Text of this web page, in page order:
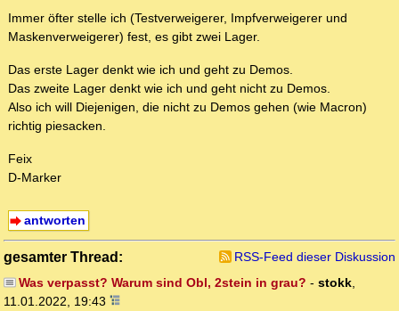
Immer öfter stelle ich (Testverweigerer, Impfverweigerer und
Maskenverweigerer) fest, es gibt zwei Lager.
Das erste Lager denkt wie ich und geht zu Demos.
Das zweite Lager denkt wie ich und geht nicht zu Demos.
Also ich will Diejenigen, die nicht zu Demos gehen (wie Macron)
richtig piesacken.
Feix
D-Marker
antworten
gesamter Thread:
RSS-Feed dieser Diskussion
Was verpasst? Warum sind Obl, 2stein in grau? - stokk,
11.01.2022, 19:43